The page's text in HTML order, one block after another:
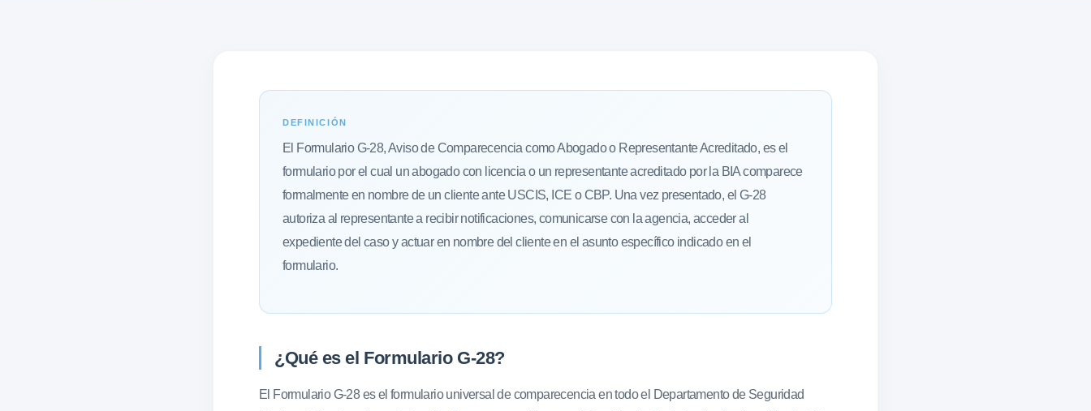
DEFINICIÓN
El Formulario G-28, Aviso de Comparecencia como Abogado o Representante Acreditado, es el
formulario por el cual un abogado con licencia o un representante acreditado por la BIA comparece
formalmente en nombre de un cliente ante USCIS, ICE o CBP. Una vez presentado, el G-28
autoriza al representante a recibir notificaciones, comunicarse con la agencia, acceder al
expediente del caso y actuar en nombre del cliente en el asunto específico indicado en el
formulario.
¿Qué es el Formulario G-28?
El Formulario G-28 es el formulario universal de comparecencia en todo el Departamento de Seguridad